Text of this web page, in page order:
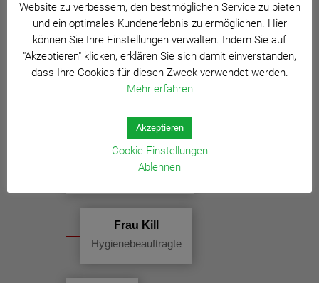
PKA
PKA, Botendienst
Hygienebeauftragte
Frau Kill
Hygienebeauftragte
Website zu verbessern, den bestmöglichen Service zu bieten
und ein optimales Kundenerlebnis zu ermöglichen. Hier
können Sie Ihre Einstellungen verwalten. Indem Sie auf
"Akzeptieren" klicken, erklären Sie sich damit einverstanden,
dass Ihre Cookies für diesen Zweck verwendet werden.
Mehr erfahren
Akzeptieren
Cookie Einstellungen
Ablehnen